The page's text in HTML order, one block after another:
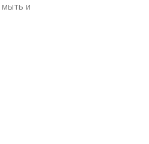
мыть и